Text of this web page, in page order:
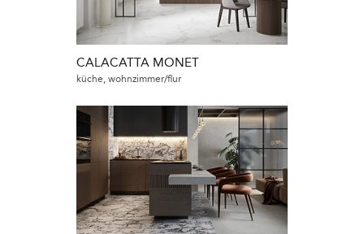
CALACATTA MONET
küche, wohnzimmer/flur